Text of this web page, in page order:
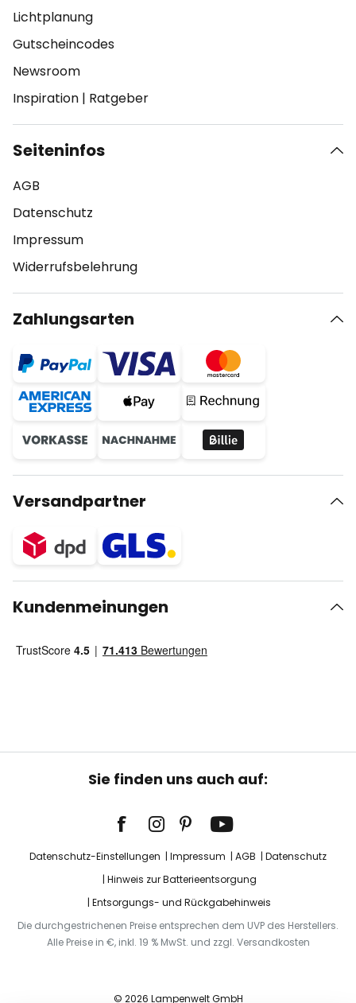
Lichtplanung
Gutscheincodes
Newsroom
Inspiration | Ratgeber
Seiteninfos
AGB
Datenschutz
Impressum
Widerrufsbelehrung
Zahlungsarten
Versandpartner
Kundenmeinungen
Sie finden uns auch auf:
Datenschutz-Einstellungen Impressum AGB
Datenschutz
Hinweis zur Batterieentsorgung
Entsorgungs- und Rückgabehinweis
Die durchgestrichenen Preise entsprechen dem UVP des Herstellers.
Alle Preise in €, inkl. 19 % MwSt. und zzgl. Versandkosten
© 2026 Lampenwelt GmbH